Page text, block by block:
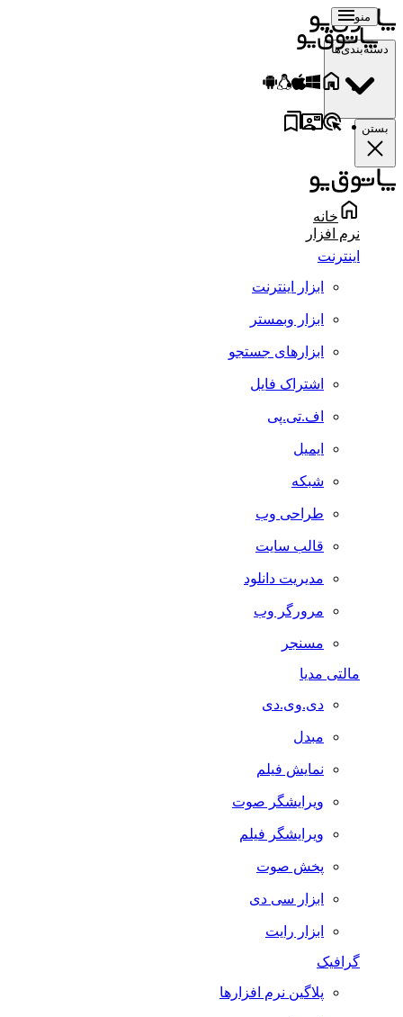
منو
دسته‌بندی‌ها
بستن
خانه
نرم افزار
اینترنت
ابزار اینترنت
ابزار وبمستر
ابزارهای جستجو
اشتراک فایل
اف.تی.پی
ایمیل
شبکه
طراحی وب
قالب سایت
مدیریت دانلود
مرورگر وب
مسنجر
مالتی مدیا
دی.وی.دی
مبدل
نمایش فیلم
ویرایشگر صوت
ویرایشگر فیلم
پخش صوت
ابزار سی دی
ابزار رایت
گرافیک
پلاگین نرم افزارها